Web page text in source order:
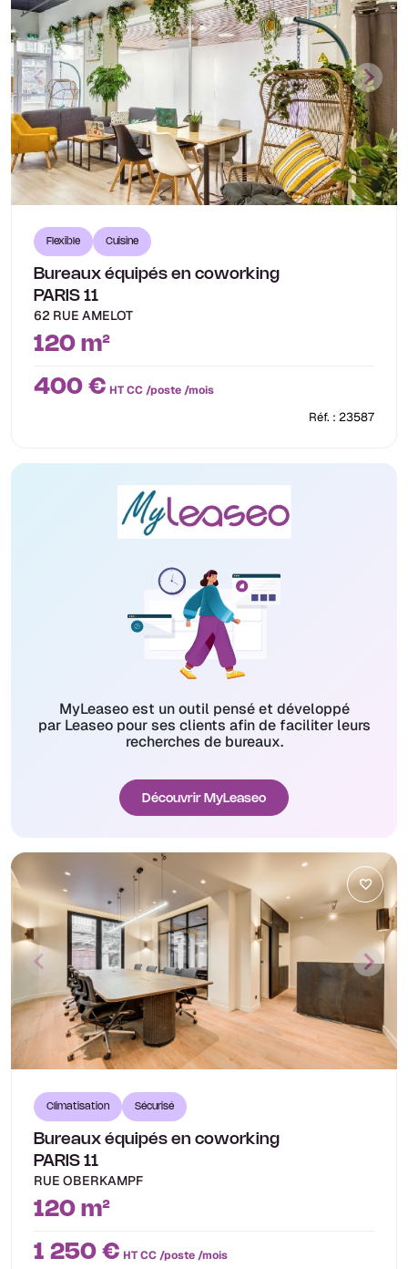
Flexible Cuisine
Bureaux équipés en coworking
PARIS 11
62 RUE AMELOT
120 m²
400 € HT CC /poste /mois
Réf. : 23587
MyLeaseo est un outil pensé et développé
par Leaseo pour ses clients afin de faciliter leurs
recherches de bureaux.
Découvrir MyLeaseo
Climatisation Sécurisé
Bureaux équipés en coworking
PARIS 11
RUE OBERKAMPF
120 m²
1 250 € HT CC /poste /mois